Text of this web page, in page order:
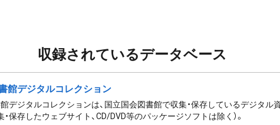
収録されているデータベース
館デジタルコレクション
デジタルコレクションは、国立国会図書館で収集・保存しているデジタル
・保存したウェブサイト、CD/DVD等のパッケージソフトは除く）。